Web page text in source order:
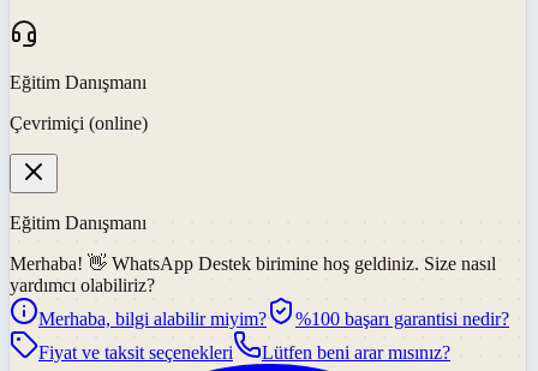
Eğitim Danışmanı
Çevrimiçi (online)
Eğitim Danışmanı
Merhaba! 👋 WhatsApp Destek birimine hoş geldiniz. Size nasıl
yardımcı olabiliriz?
Merhaba, bilgi alabilir miyim?
%100 başarı garantisi nedir?
Fiyat ve taksit seçenekleri
Lütfen beni arar mısınız?